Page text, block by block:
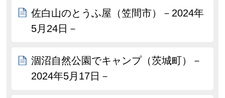
佐白山のとうふ屋（笠間市）－2024年
5月24日－
涸沼自然公園でキャンプ（茨城町）－
2024年5月17日－